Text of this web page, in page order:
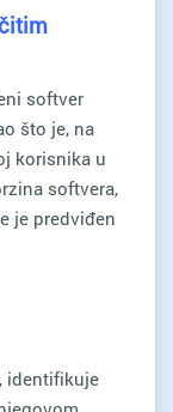
softver
što je, na
korisnika u
softvera,
je predviđen
identifikuje